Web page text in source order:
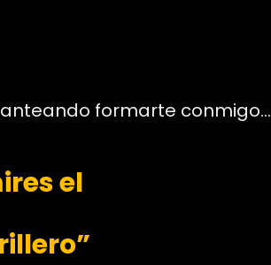
formarte conmigo…
el